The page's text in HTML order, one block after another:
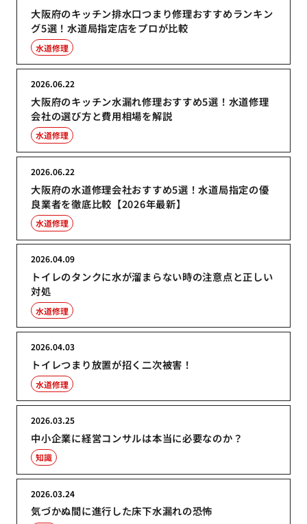
大阪府のキッチン排水口つまり修理おすすめランキン
グ5選！水道局指定店をプロが比較
水道修理
大阪府のキッチン水漏れ修理おすすめ5選！水道修理
会社の選び方と費用相場を解説
2026.06.22
水道修理
大阪府の水道修理会社おすすめ5選！水道局指定の優
良業者を徹底比較【2026年最新】
2026.06.22
水道修理
トイレのタンクに水が溜まらない時の注意点と正しい
対処
2026.04.09
水道修理
トイレつまり放置が招く二次被害！
2026.04.03
水道修理
中小企業に経営コンサルは本当に必要なのか？
2026.03.25
知識
気づかぬ間に進行した床下水漏れの恐怖
2026.03.24